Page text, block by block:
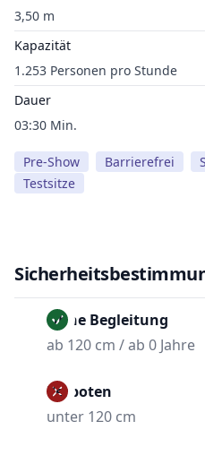
3,50 m
Kapazität
1.253 Personen pro Stunde
Dauer
03:30 Min.
Pre-Show Barrierefrei
Testsitze
Ohne Begleitung
ab 120 cm / ab 0 Jahre
Verboten
unter 120 cm